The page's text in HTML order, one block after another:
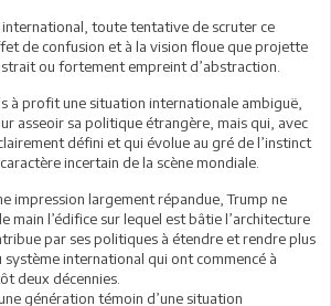
toute tentative de scruter ce
de confusion et à la vision floue que projette
ou fortement empreint d’abstraction.
à profit une situation internationale ambiguë,
asseoir sa politique étrangère, mais qui, avec
défini et qui évolue au gré de l’instinct
incertain de la scène mondiale.
impression largement répandue, Trump ne
main l’édifice sur lequel est bâtie l’architecture
par ses politiques à étendre et rendre plus
international qui ont commencé à
deux décennies.
génération témoin d’une situation